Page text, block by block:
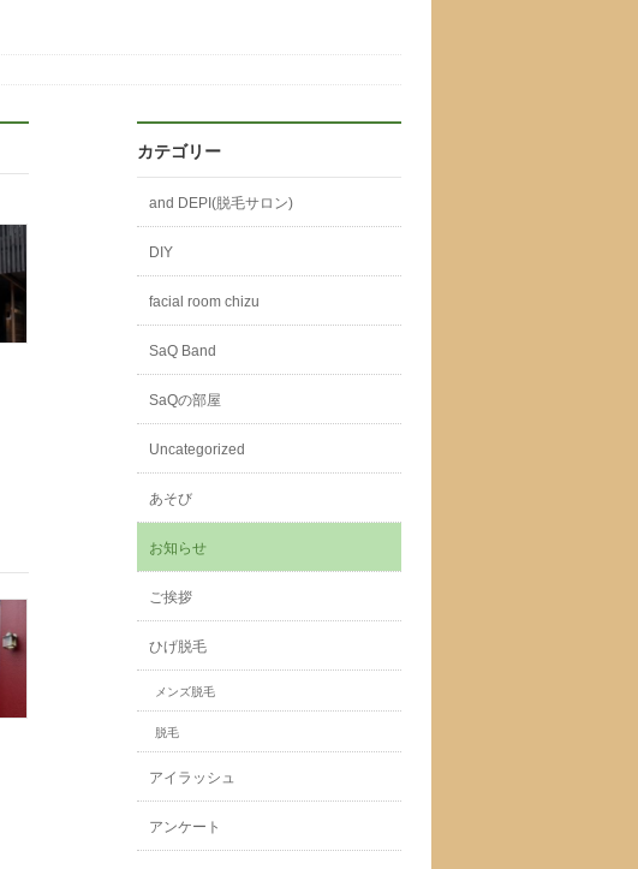
カテゴリー
and DEPI(脱毛サロン)
DIY
facial room chizu
SaQ Band
SaQの部屋
Uncategorized
あそび
お知らせ
ご挨拶
ひげ脱毛
メンズ脱毛
脱毛
アイラッシュ
アンケート